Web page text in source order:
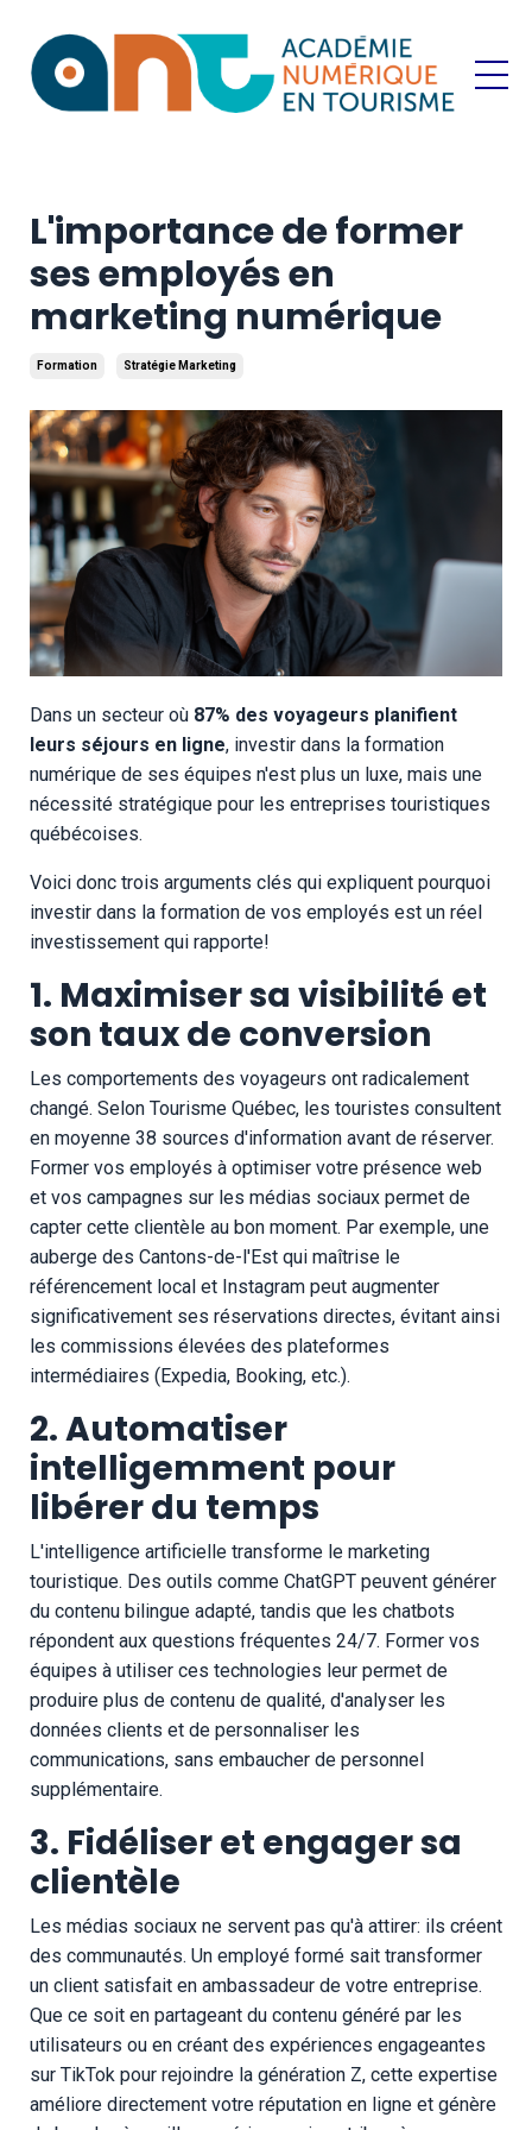
L'importance de former
ses employés en
marketing numérique
Formation Stratégie Marketing
Dans un secteur où 87% des voyageurs planifient
leurs séjours en ligne, investir dans la formation
numérique de ses équipes n'est plus un luxe, mais une
nécessité stratégique pour les entreprises touristiques
québécoises.
Voici donc trois arguments clés qui expliquent pourquoi
investir dans la formation de vos employés est un réel
investissement qui rapporte!
1. Maximiser sa visibilité et
son taux de conversion
Les comportements des voyageurs ont radicalement
changé. Selon Tourisme Québec, les touristes consultent
en moyenne 38 sources d'information avant de réserver.
Former vos employés à optimiser votre présence web
et vos campagnes sur les médias sociaux permet de
capter cette clientèle au bon moment. Par exemple, une
auberge des Cantons-de-l'Est qui maîtrise le
référencement local et Instagram peut augmenter
significativement ses réservations directes, évitant ainsi
les commissions élevées des plateformes
intermédiaires (Expedia, Booking, etc.).
2. Automatiser
intelligemment pour
libérer du temps
L'intelligence artificielle transforme le marketing
touristique. Des outils comme ChatGPT peuvent générer
du contenu bilingue adapté, tandis que les chatbots
répondent aux questions fréquentes 24/7. Former vos
équipes à utiliser ces technologies leur permet de
produire plus de contenu de qualité, d'analyser les
données clients et de personnaliser les
communications, sans embaucher de personnel
supplémentaire.
3. Fidéliser et engager sa
clientèle
Les médias sociaux ne servent pas qu'à attirer: ils créent
des communautés. Un employé formé sait transformer
un client satisfait en ambassadeur de votre entreprise.
Que ce soit en partageant du contenu généré par les
utilisateurs ou en créant des expériences engageantes
sur TikTok pour rejoindre la génération Z, cette expertise
améliore directement votre réputation en ligne et génère